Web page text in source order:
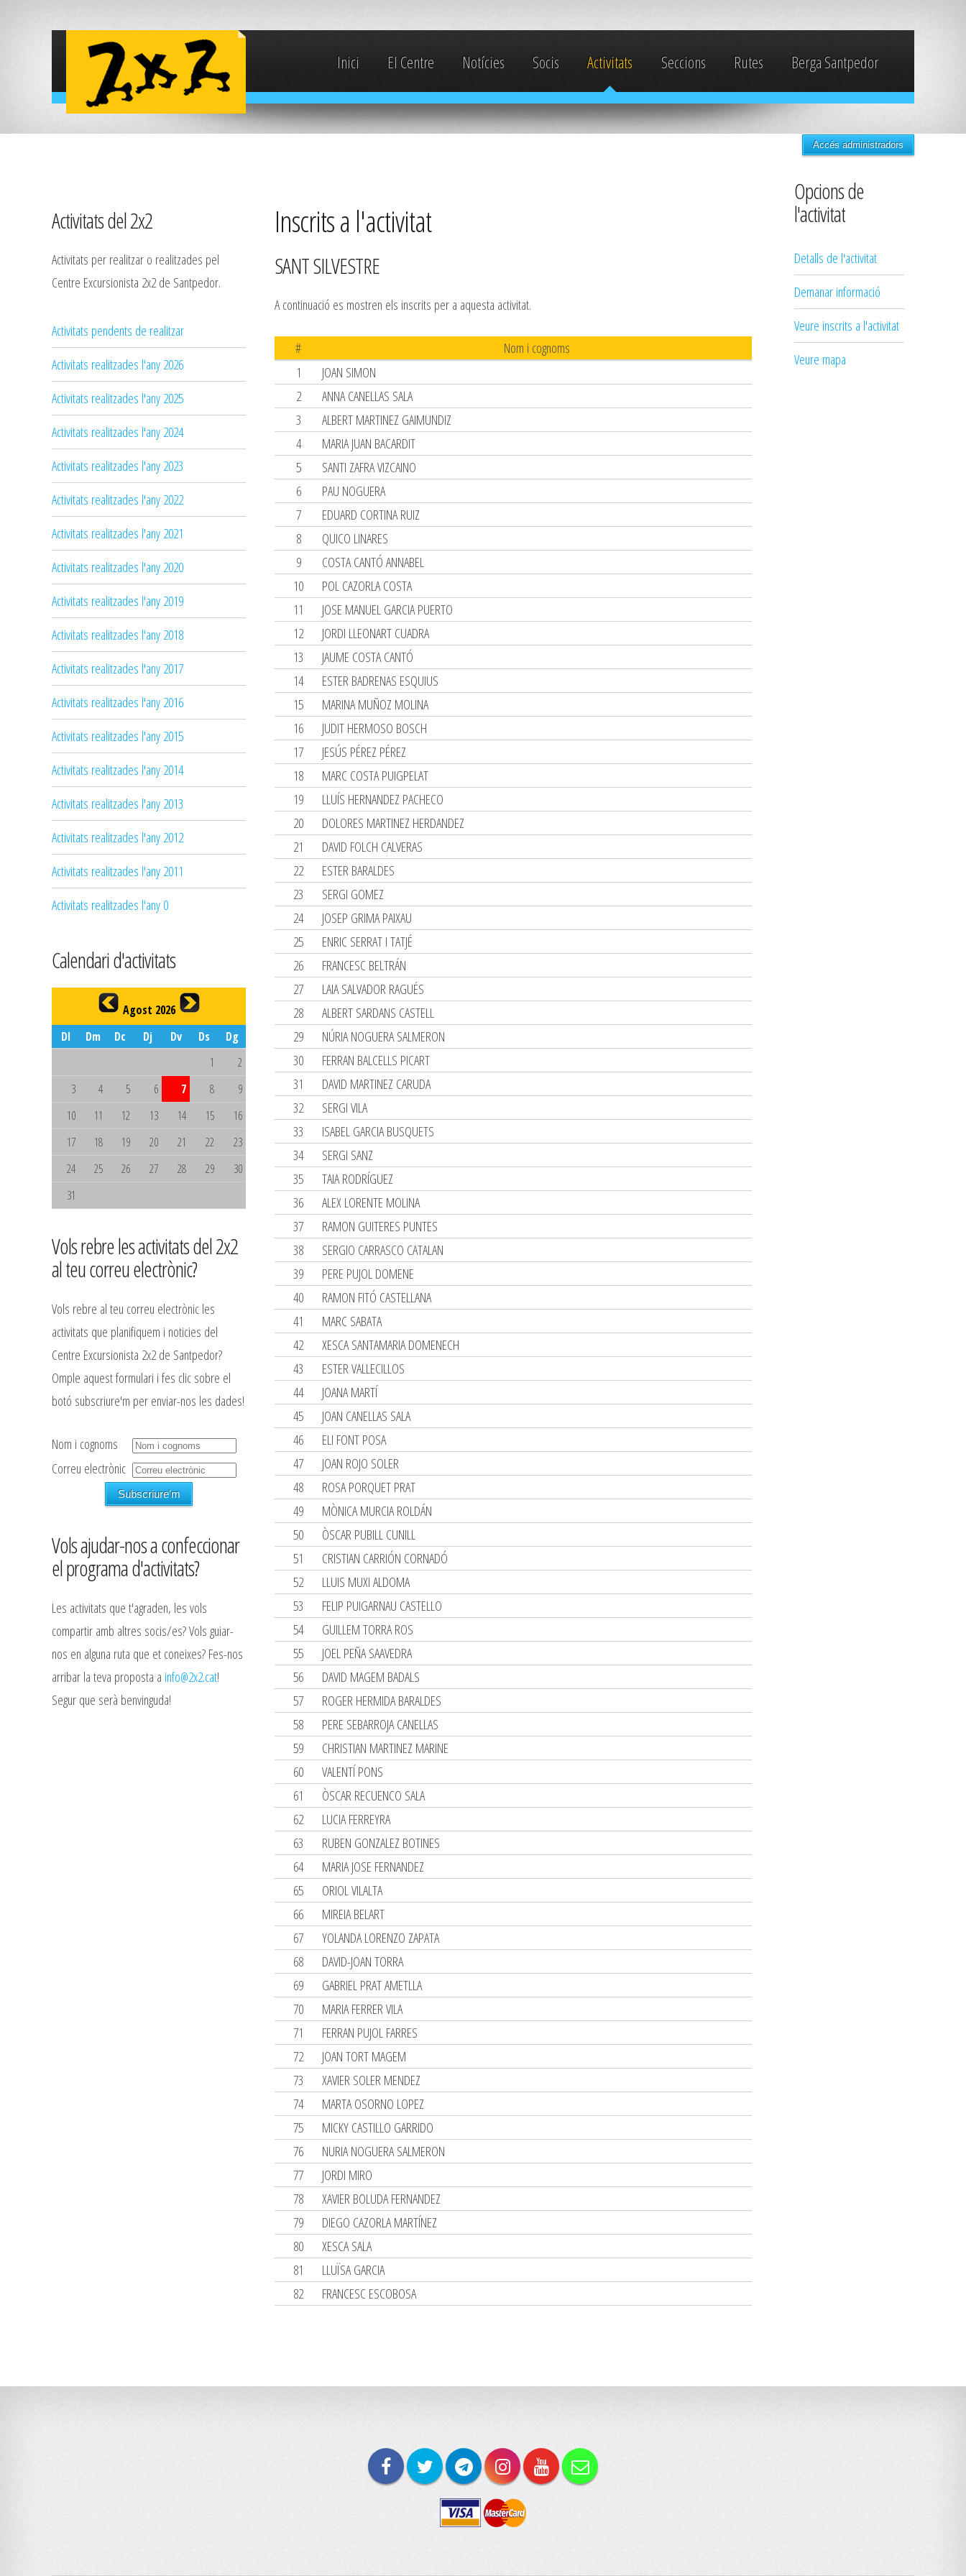
Inici El Centre Notícies Socis Activitats Seccions Rutes Berga Santpedor
Accés administradors
Activitats del 2x2
Activitats per realitzar o realitzades pel
Centre Excursionista 2x2 de Santpedor.
Activitats pendents de realitzar
Activitats realitzades l'any 2026
Activitats realitzades l'any 2025
Activitats realitzades l'any 2024
Activitats realitzades l'any 2023
Activitats realitzades l'any 2022
Activitats realitzades l'any 2021
Activitats realitzades l'any 2020
Activitats realitzades l'any 2019
Activitats realitzades l'any 2018
Activitats realitzades l'any 2017
Activitats realitzades l'any 2016
Activitats realitzades l'any 2015
Activitats realitzades l'any 2014
Activitats realitzades l'any 2013
Activitats realitzades l'any 2012
Activitats realitzades l'any 2011
Activitats realitzades l'any 0
Calendari d'activitats
Agost 2026
Dl
Dm Dc Dj Dv Ds
Dg
1
2
3
4 5 6 7 8
9
10
11 12 13 14 15
16
17
18 19 20 21 22
23
24
25 26 27 28 29
30
31
Vols rebre les activitats del 2x2
al teu correu electrònic?
Vols rebre al teu correu electrònic les
activitats que planifiquem i noticies del
Centre Excursionista 2x2 de Santpedor?
Omple aquest formulari i fes clic sobre el
botó subscriure'm per enviar-nos les dades!
Nom i cognoms
Correu electrònic
Vols ajudar-nos a confeccionar
el programa d'activitats?
Les activitats que t'agraden, les vols
compartir amb altres socis/es? Vols guiar-
nos en alguna ruta que et coneixes? Fes-nos
arribar la teva proposta a info@2x2.cat!
Segur que serà benvinguda!
Inscrits a l'activitat
SANT SILVESTRE
A continuació es mostren els inscrits per a aquesta activitat.
#
Nom i cognoms
1
JOAN SIMON
2
ANNA CANELLAS SALA
3
ALBERT MARTINEZ GAIMUNDIZ
4
MARIA JUAN BACARDIT
5
SANTI ZAFRA VIZCAINO
6
PAU NOGUERA
7
EDUARD CORTINA RUIZ
8
QUICO LINARES
9
COSTA CANTÓ ANNABEL
10
POL CAZORLA COSTA
11
JOSE MANUEL GARCIA PUERTO
12
JORDI LLEONART CUADRA
13
JAUME COSTA CANTÓ
14
ESTER BADRENAS ESQUIUS
15
MARINA MUÑOZ MOLINA
16
JUDIT HERMOSO BOSCH
17
JESÚS PÉREZ PÉREZ
18
MARC COSTA PUIGPELAT
19
LLUÍS HERNANDEZ PACHECO
20
DOLORES MARTINEZ HERDANDEZ
21
DAVID FOLCH CALVERAS
22
ESTER BARALDES
23
SERGI GOMEZ
24
JOSEP GRIMA PAIXAU
25
ENRIC SERRAT I TATJÉ
26
FRANCESC BELTRÁN
27
LAIA SALVADOR RAGUÉS
28
ALBERT SARDANS CASTELL
29
NÚRIA NOGUERA SALMERON
30
FERRAN BALCELLS PICART
31
DAVID MARTINEZ CARUDA
32
SERGI VILA
33
ISABEL GARCIA BUSQUETS
34
SERGI SANZ
35
TAIA RODRÍGUEZ
36
ALEX LORENTE MOLINA
37
RAMON GUITERES PUNTES
38
SERGIO CARRASCO CATALAN
39
PERE PUJOL DOMENE
40
RAMON FITÓ CASTELLANA
41
MARC SABATA
42
XESCA SANTAMARIA DOMENECH
43
ESTER VALLECILLOS
44
JOANA MARTÍ
45
JOAN CANELLAS SALA
46
ELI FONT POSA
47
JOAN ROJO SOLER
48
ROSA PORQUET PRAT
49
MÒNICA MURCIA ROLDÁN
50
ÒSCAR PUBILL CUNILL
51
CRISTIAN CARRIÓN CORNADÓ
52
LLUIS MUXI ALDOMA
53
FELIP PUIGARNAU CASTELLO
54
GUILLEM TORRA ROS
55
JOEL PEÑA SAAVEDRA
56
DAVID MAGEM BADALS
57
ROGER HERMIDA BARALDES
58
PERE SEBARROJA CANELLAS
59
CHRISTIAN MARTINEZ MARINE
60
VALENTÍ PONS
61
ÒSCAR RECUENCO SALA
62
LUCIA FERREYRA
63
RUBEN GONZALEZ BOTINES
64
MARIA JOSE FERNANDEZ
65
ORIOL VILALTA
66
MIREIA BELART
67
YOLANDA LORENZO ZAPATA
68
DAVID-JOAN TORRA
69
GABRIEL PRAT AMETLLA
70
MARIA FERRER VILA
71
FERRAN PUJOL FARRES
72
JOAN TORT MAGEM
73
XAVIER SOLER MENDEZ
74
MARTA OSORNO LOPEZ
75
MICKY CASTILLO GARRIDO
76
NURIA NOGUERA SALMERON
77
JORDI MIRO
78
XAVIER BOLUDA FERNANDEZ
79
DIEGO CAZORLA MARTÍNEZ
80
XESCA SALA
81
LLUÏSA GARCIA
82
FRANCESC ESCOBOSA
Opcions de
l'activitat
Detalls de l'activitat
Demanar informació
Veure inscrits a l'activitat
Veure mapa